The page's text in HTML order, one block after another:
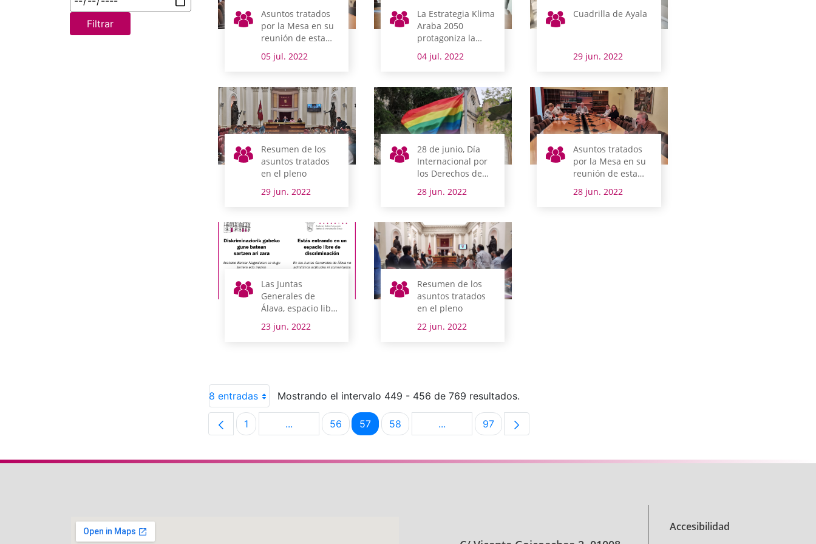
Filtrar
Asuntos tratados
por la Mesa en su
reunión de esta
05 jul. 2022
La Estrategia Klima
Araba 2050
protagoniza la
Cámara alavesa
04 jul. 2022
Cuadrilla de Ayala
29 jun. 2022
Resumen de los
asuntos tratados
en el pleno
29 jun. 2022
28 de junio, Día
Internacional por
los Derechos de
28 jun. 2022
Asuntos tratados
por la Mesa en su
reunión de esta
28 jun. 2022
Las Juntas
Generales de
Álava, espacio libre
de discriminación
23 jun. 2022
Resumen de los
asuntos tratados
en el pleno
22 jun. 2022
8 entradas Mostrando el intervalo 449 - 456 de 769 resultados.
Página
1 ...Páginas intermedias Use TAB para desplazarse.
Página
56 Página
57 Página
58 ...Páginas intermedias Use TAB para desplazarse.
Página
97
Accesibilidad